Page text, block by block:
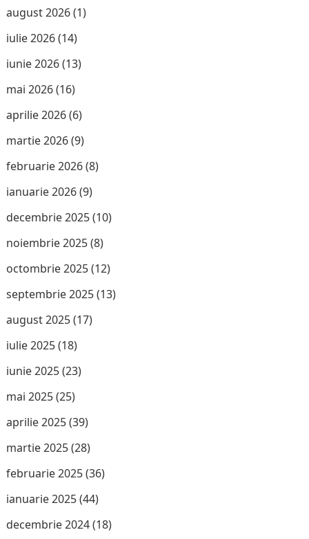
august 2026(1)
iulie 2026(14)
iunie 2026(13)
mai 2026(16)
aprilie 2026(6)
martie 2026(9)
februarie 2026(8)
ianuarie 2026(9)
decembrie 2025(10)
noiembrie 2025(8)
octombrie 2025(12)
septembrie 2025(13)
august 2025(17)
iulie 2025(18)
iunie 2025(23)
mai 2025(25)
aprilie 2025(39)
martie 2025(28)
februarie 2025(36)
ianuarie 2025(44)
decembrie 2024(18)